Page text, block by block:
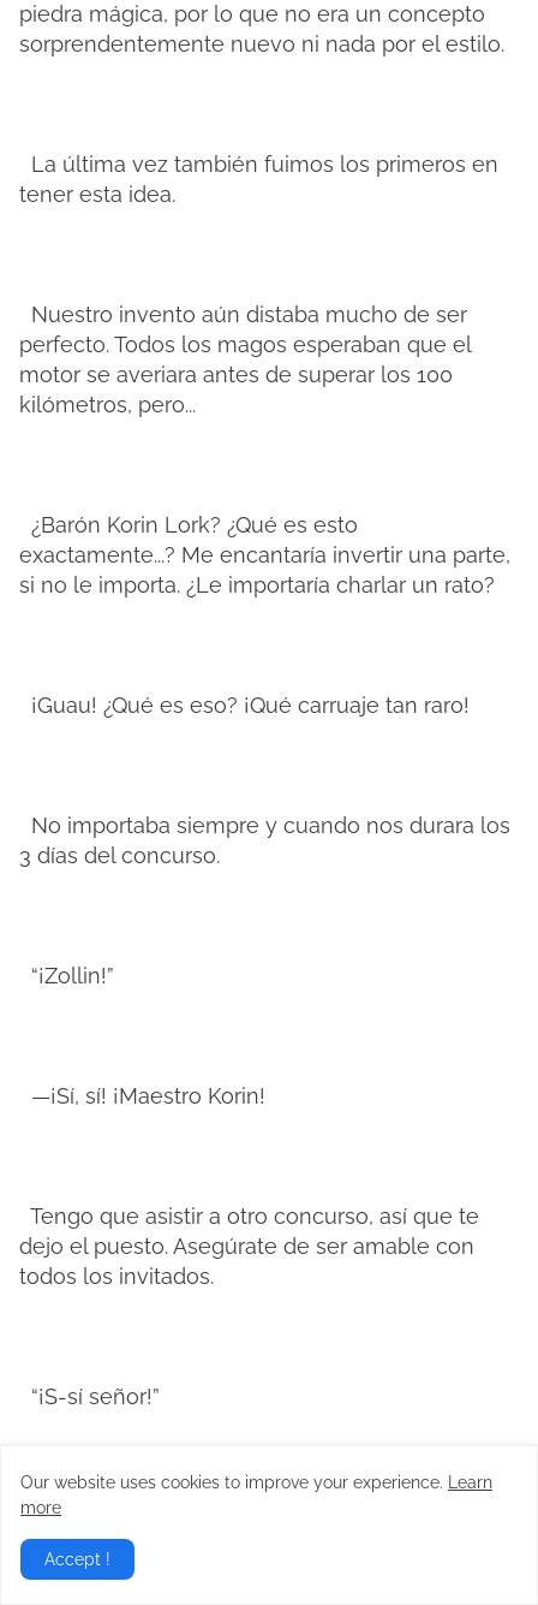
piedra mágica, por lo que no era un concepto
sorprendentemente nuevo ni nada por el estilo.
La última vez también fuimos los primeros en
tener esta idea.
Nuestro invento aún distaba mucho de ser
perfecto. Todos los magos esperaban que el
motor se averiara antes de superar los 100
kilómetros, pero...
¿Barón Korin Lork? ¿Qué es esto
exactamente...? Me encantaría invertir una parte,
si no le importa. ¿Le importaría charlar un rato?
¡Guau! ¿Qué es eso? ¡Qué carruaje tan raro!
No importaba siempre y cuando nos durara los
3 días del concurso.
“¡Zollin!”
—¡Sí, sí! ¡Maestro Korin!
Tengo que asistir a otro concurso, así que te
dejo el puesto. Asegúrate de ser amable con
todos los invitados.
“¡S-sí señor!”
Mi plan era crear algún día una empresa
automotriz con estos tipos. Sería una pena
desperdiciar a estos esclavos con doctorados y
Our website uses cookies to improve your experience.
Learn
more
Accept !